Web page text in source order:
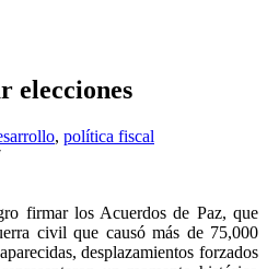
elecciones
, política fiscal
firmar los Acuerdos de Paz, que
civil que causó más de 75,000
desplazamientos forzados